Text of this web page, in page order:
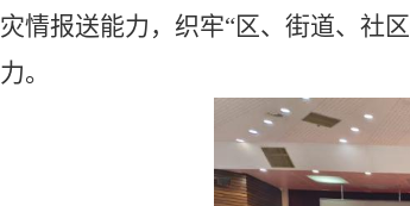
灾情报送能力，织牢“区、街道、社区
力。